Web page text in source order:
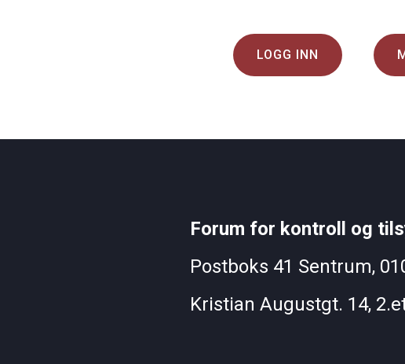
LOGG INN
Forum for kontroll og
Postboks 41 Sentrum,
Kristian Augustgt. 14,